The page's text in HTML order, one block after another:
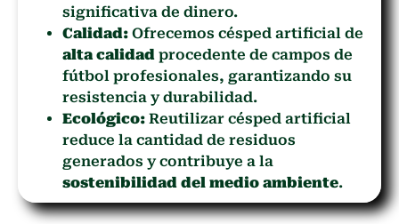
significativa de dinero.
Calidad: Ofrecemos césped artificial de
alta calidad procedente de campos de
fútbol profesionales, garantizando su
resistencia y durabilidad.
Ecológico: Reutilizar césped artificial
reduce la cantidad de residuos
generados y contribuye a la
sostenibilidad del medio ambiente.